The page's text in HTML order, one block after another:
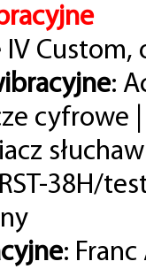
IV Custom,
:
cyfrowe
RST-38H/
: